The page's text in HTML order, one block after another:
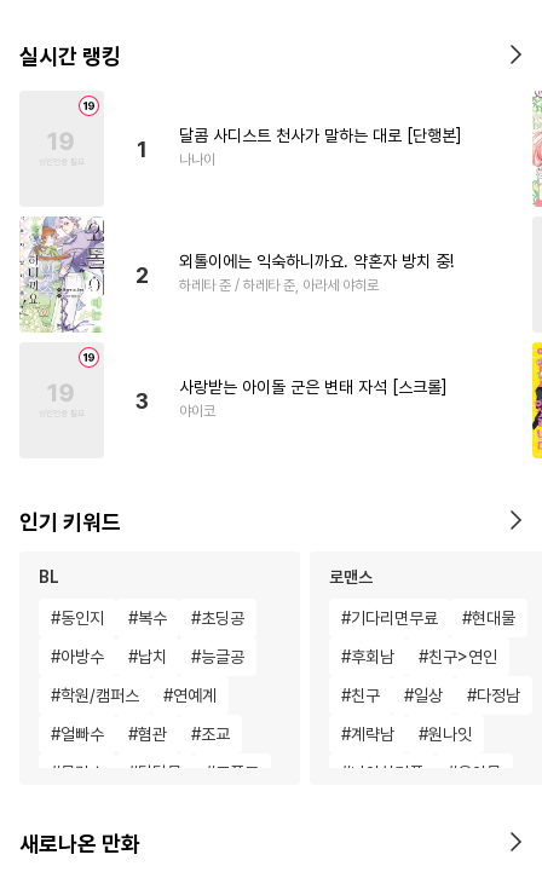
실시간 랭킹
1
달콤 사디스트 천사가 말하는 대로 [단행본]
나나이
2
외톨이에는 익숙하니까요. 약혼자 방치 중!
하레타 준 / 하레타 준, 아라세 야히로
3
사랑받는 아이돌 군은 변태 자석 [스크롤]
야이코
인기 키워드
BL
#동인지 #복수 #초딩공
#아방수 #납치 #능글공
#학원/캠퍼스 #연예계
#얼빠수 #혐관 #조교
#문란수 #달달물 #조폭공
#츤데레공
로맨스
#기다리면무료 #현대물
#후회남 #친구>연인
#친구 #일상 #다정남
#계략남 #원나잇
#나이차커플 #육아물
새로나온 만화